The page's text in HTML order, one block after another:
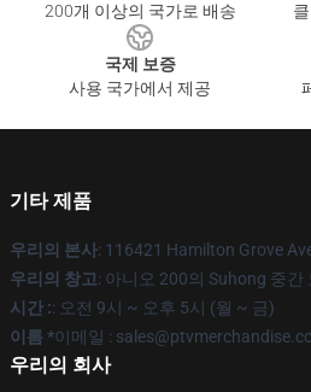
200개 이상의 국가로 배송
국제 보증
사용 국가에서 제공
기타 제품
우리의 본사: 116421 Hamilton Grove
우리의 창고: 아니오 200의 Suhong 중간
시간 :: 오전 9시 ~ 오후 5시 (월 ~ 금)
이름 *이메일 :
우리의 회사